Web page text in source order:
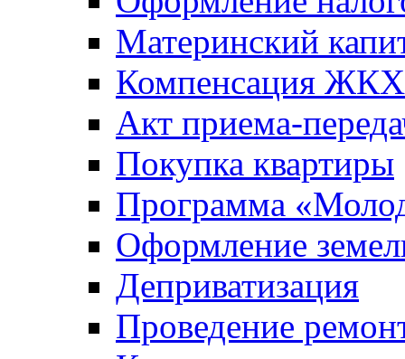
Материнский
Компенсация ЖКХ
Акт приема-
Покупка квартиры
Программа
Оформление
Деприватизация
Проведение